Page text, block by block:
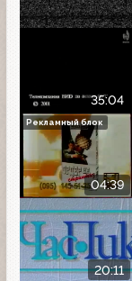
35:04
04:39
Рекламный блок
20:11